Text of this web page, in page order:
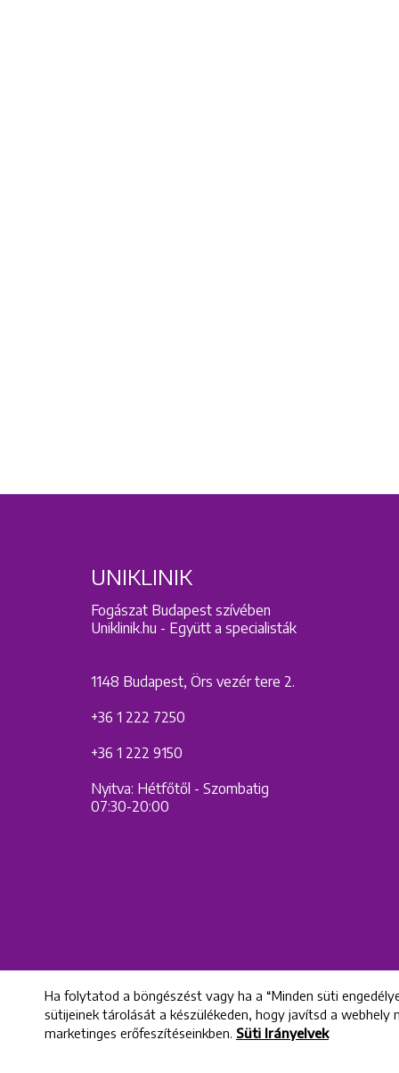
UNIKLINIK
Fogászat Budapest szívében
Uniklinik.hu - Együtt a specialisták
1148 Budapest, Örs vezér tere 2.
+36 1 222 7250
+36 1 222 9150
Nyitva: Hétfőtől - Szombatig
07:30-20:00
Ha folytatod a böngészést vagy ha a “Minden süti
sütijeinek tárolását a készülékeden, hogy javítsd a
marketinges erőfeszítéseinkben. Süti Irányelvek